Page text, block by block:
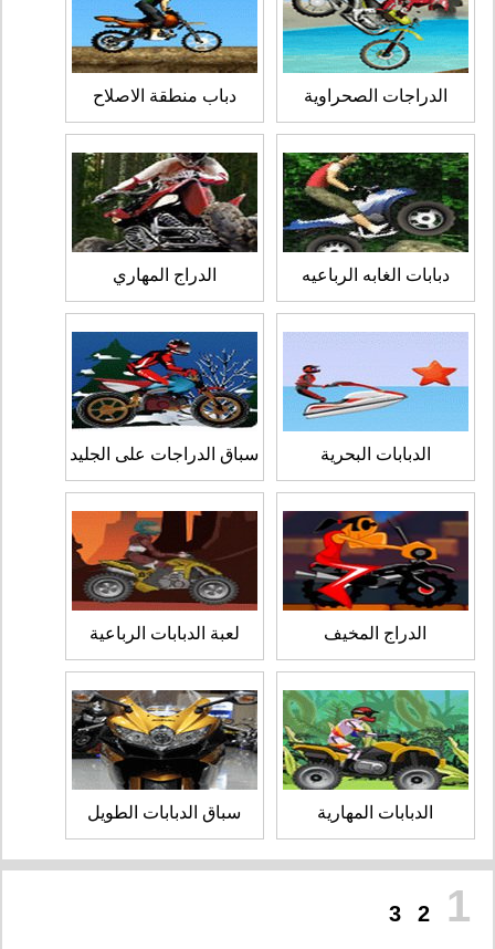
الدراجات الصحراوية دباب منطقة الاصلاح
دبابات الغابه الرباعيه الدراج المهاري
الدبابات البحرية سباق الدراجات على الجليد
الدراج المخيف لعبة الدبابات الرباعية
الدبابات المهارية سباق الدبابات الطويل
1
2
3